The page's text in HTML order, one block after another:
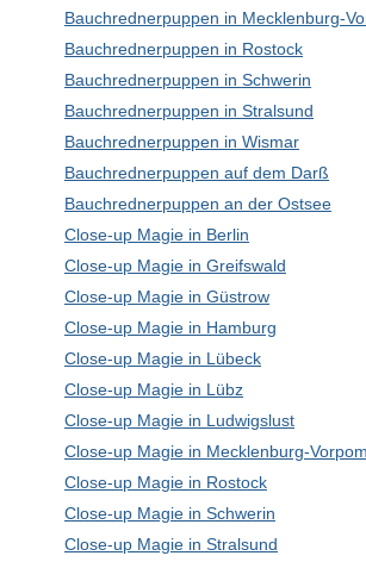
Bauchrednerpuppen in Mecklenburg-
Bauchrednerpuppen in Rostock
Bauchrednerpuppen in Schwerin
Bauchrednerpuppen in Stralsund
Bauchrednerpuppen in Wismar
Bauchrednerpuppen auf dem Darß
Bauchrednerpuppen an der Ostsee
Close-up Magie in Berlin
Close-up Magie in Greifswald
Close-up Magie in Güstrow
Close-up Magie in Hamburg
Close-up Magie in Lübeck
Close-up Magie in Lübz
Close-up Magie in Ludwigslust
Close-up Magie in Mecklenburg-
Close-up Magie in Rostock
Close-up Magie in Schwerin
Close-up Magie in Stralsund